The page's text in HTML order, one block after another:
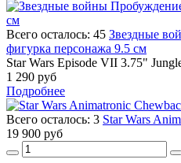
Всего осталось: 45 Звездные
фигурка персонажа 9.5 см
Star Wars Episode VII 3.75"
1 290 руб
Подробнее
Всего осталось: 3 Star Wars
19 900 руб